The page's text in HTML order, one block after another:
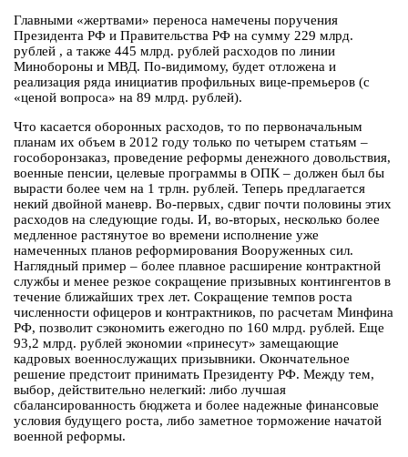
Главными «жертвами» переноса намечены поручения
Президента РФ и Правительства РФ на сумму 229 млрд.
рублей , а также 445 млрд. рублей расходов по линии
Минобороны и МВД. По-видимому, будет отложена и
реализация ряда инициатив профильных вице-премьеров (с
«ценой вопроса» на 89 млрд. рублей).
Что касается оборонных расходов, то по первоначальным
планам их объем в 2012 году только по четырем статьям –
гособоронзаказ, проведение реформы денежного довольствия,
военные пенсии, целевые программы в ОПК – должен был бы
вырасти более чем на 1 трлн. рублей. Теперь предлагается
некий двойной маневр. Во-первых, сдвиг почти половины этих
расходов на следующие годы. И, во-вторых, несколько более
медленное растянутое во времени исполнение уже
намеченных планов реформирования Вооруженных сил.
Наглядный пример – более плавное расширение контрактной
службы и менее резкое сокращение призывных контингентов в
течение ближайших трех лет. Сокращение темпов роста
численности офицеров и контрактников, по расчетам Минфина
РФ, позволит сэкономить ежегодно по 160 млрд. рублей. Еще
93,2 млрд. рублей экономии «принесут» замещающие
кадровых военнослужащих призывники. Окончательное
решение предстоит принимать Президенту РФ. Между тем,
выбор, действительно нелегкий: либо лучшая
сбалансированность бюджета и более надежные финансовые
условия будущего роста, либо заметное торможение начатой
военной реформы.